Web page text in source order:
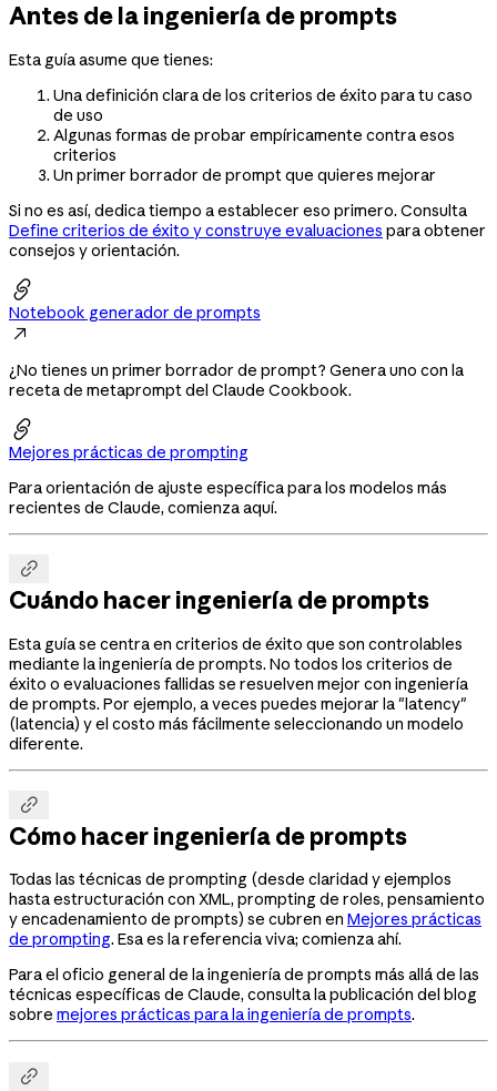
Antes de la ingeniería de prompts
Esta guía asume que tienes:
Una definición clara de los criterios de éxito para tu caso
de uso
Algunas formas de probar empíricamente contra esos
criterios
Un primer borrador de prompt que quieres mejorar
Si no es así, dedica tiempo a establecer eso primero. Consulta
Define criterios de éxito y construye evaluaciones para obtener
consejos y orientación.

Notebook generador de prompts

¿No tienes un primer borrador de prompt? Genera uno con la
receta de metaprompt del Claude Cookbook.

Mejores prácticas de prompting
Para orientación de ajuste específica para los modelos más
recientes de Claude, comienza aquí.

Cuándo hacer ingeniería de prompts
Esta guía se centra en criterios de éxito que son controlables
mediante la ingeniería de prompts. No todos los criterios de
éxito o evaluaciones fallidas se resuelven mejor con ingeniería
de prompts. Por ejemplo, a veces puedes mejorar la "latency"
(latencia) y el costo más fácilmente seleccionando un modelo
diferente.

Cómo hacer ingeniería de prompts
Todas las técnicas de prompting (desde claridad y ejemplos
hasta estructuración con XML, prompting de roles, pensamiento
y encadenamiento de prompts) se cubren en Mejores prácticas
de prompting. Esa es la referencia viva; comienza ahí.
Para el oficio general de la ingeniería de prompts más allá de las
técnicas específicas de Claude, consulta la publicación del blog
sobre mejores prácticas para la ingeniería de prompts.
